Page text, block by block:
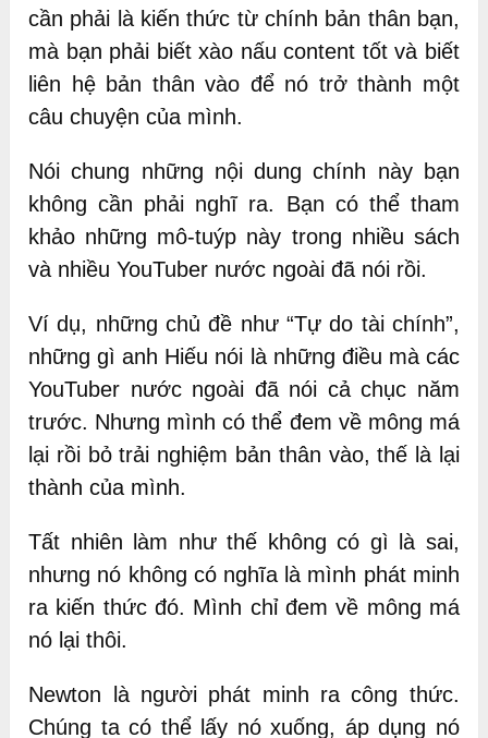
cần phải là kiến thức từ chính bản thân bạn,
mà bạn phải biết xào nấu content tốt và biết
liên hệ bản thân vào để nó trở thành một
câu chuyện của mình.
Nói chung những nội dung chính này bạn
không cần phải nghĩ ra. Bạn có thể tham
khảo những mô-tuýp này trong nhiều sách
và nhiều YouTuber nước ngoài đã nói rồi.
Ví dụ, những chủ đề như “Tự do tài chính”,
những gì anh Hiếu nói là những điều mà các
YouTuber nước ngoài đã nói cả chục năm
trước. Nhưng mình có thể đem về mông má
lại rồi bỏ trải nghiệm bản thân vào, thế là lại
thành của mình.
Tất nhiên làm như thế không có gì là sai,
nhưng nó không có nghĩa là mình phát minh
ra kiến thức đó. Mình chỉ đem về mông má
nó lại thôi.
Newton là người phát minh ra công thức.
Chúng ta có thể lấy nó xuống, áp dụng nó